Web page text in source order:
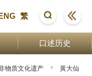
ENG 繁
口述历史
物质文化遗产
黃大仙